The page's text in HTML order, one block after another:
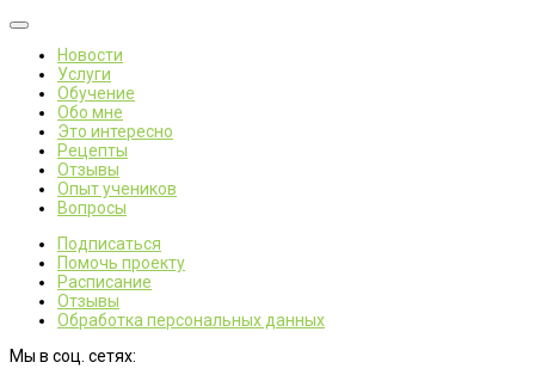
Новости
Услуги
Обучение
Обо мне
Это интересно
Рецепты
Отзывы
Опыт учеников
Вопросы
Подписаться
Помочь проекту
Расписание
Отзывы
Обработка персональных данных
Мы в соц. сетях: